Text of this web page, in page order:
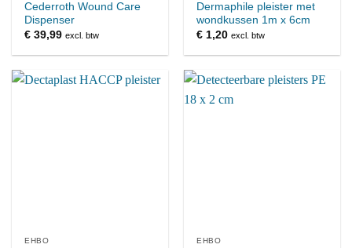
Cederroth Wound Care
Dispenser
€ 39,99 excl. btw
Dermaphile pleister met
wondkussen 1m x 6cm
€ 1,20 excl. btw
EHBO EHBO